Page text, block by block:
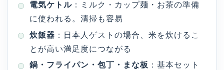
電気ケトル ：ミルク・カップ麺・お茶の準備
に使われる。清掃も容易
炊飯器 ：日本人ゲストの場合、米を炊けるこ
とが高い満足度につながる
鍋・フライパン・包丁・まな板 ：基本セット